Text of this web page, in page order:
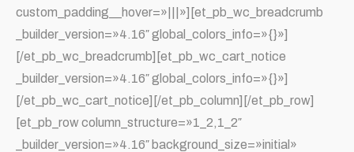
custom_padding__hover=»|||»][et_pb_wc_breadcrumb
_builder_version=»4.16″ global_colors_info=»{}»]
[/et_pb_wc_breadcrumb][et_pb_wc_cart_notice
_builder_version=»4.16″ global_colors_info=»{}»]
[/et_pb_wc_cart_notice][/et_pb_column][/et_pb_row]
[et_pb_row column_structure=»1_2,1_2″
_builder_version=»4.16″ background_size=»initial»